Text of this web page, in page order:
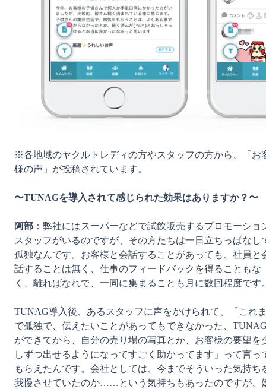
※各地域のヤクルトレディの方やスタッフの方から、「お
様の声」が投稿されています。
〜TUNAGを導入されて感じられた効果はありますか？〜
阿部 ：弊社にはスーパーなどで試飲販売するプロモーショ
スタッフがいるのですが、その方たちは一日立ちっぱなし
孤独なんです。お客様と会話することがあっても、社員と
話することは無く、仕事のフィードバックを得ることもな
く、離ればなれで、一同に集まることも月に数回程度です
TUNAG導入後、あるスタッフに声をかけられて、「これ
で孤独で、伝えたいことがあってもできなかった、
ができてから、自分の売り場の写真とか、お客様の要望を
しずつ出せるようになってすごく助かってます」って言っ
もらえたんです。会社としては、今までそういった気持ち
我慢させていたのか……という気持ちもあったのですが、